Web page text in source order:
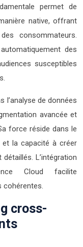
permet de
native, offrant
consommateurs.
des
susceptibles
l’analyse de données
avancée et
force réside dans le
la capacité à créer
L’intégration
Cloud facilite
cohérentes.
cross-